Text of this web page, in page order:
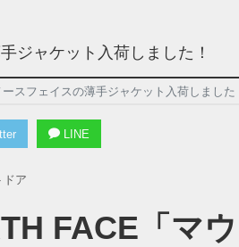
ジャケット入荷しました！
ースフェイスの薄手ジャケット入荷しました
LINE
ドア
FACE「マ